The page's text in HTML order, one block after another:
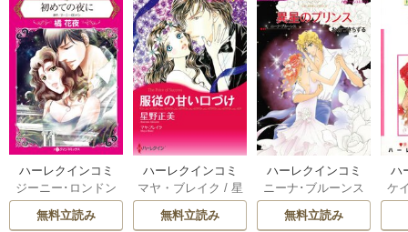
ハーレクインコミ
ックス セット 202
6年 vol.1064 1巻
ジーニー･ロンドン
/橘花夜/メアリ
ー･ライアンズ
無料立読み
ハーレクインコミ
ックス セット 202
6年 vol.1002 1巻
マヤ・ブレイク / 星
野正美/ヘレン･ブ
ルックス/のわきね
無料立読み
ハーレクインコミ
ックス セット 202
6年 vol.1063 1巻
ニーナ･ブルーンス
/おおつきちずる/
レベッカ･ヨーク
無料立読み
ハ
ッ
ケ
/